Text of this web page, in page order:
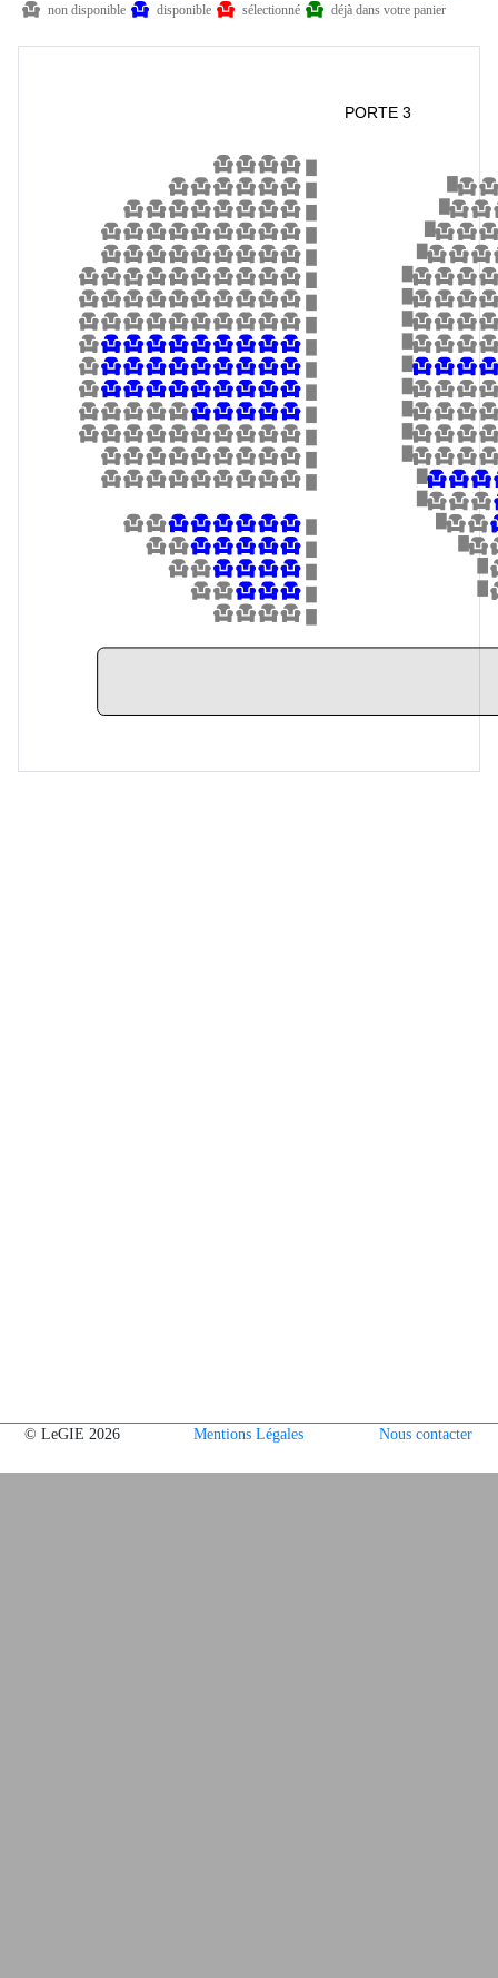
non disponible disponible sélectionné déjà dans votre panier
PORTE 3
© LeGIE 2026 Mentions Légales Nous contacter